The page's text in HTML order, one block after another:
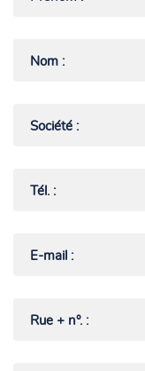
Nom :
Société :
Tél. :
E-mail :
Rue + n°. :